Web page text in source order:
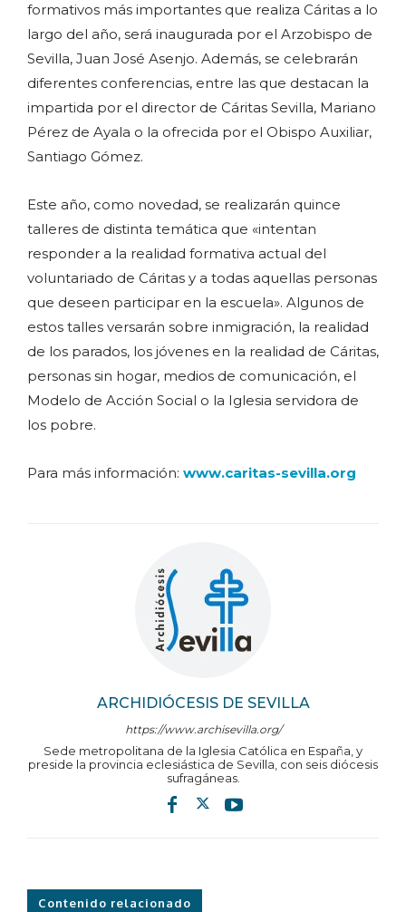
ARCHIDIÓCESIS DE SEVILLA
https://www.archisevilla.org/
Sede metropolitana de la Iglesia Católica en España, y
preside la provincia eclesiástica de Sevilla, con seis diócesis
sufragáneas.
formativos más importantes que realiza Cáritas a lo
largo del año, será inaugurada por el Arzobispo de
Sevilla, Juan José Asenjo. Además, se celebrarán
diferentes conferencias, entre las que destacan la
impartida por el director de Cáritas Sevilla, Mariano
Pérez de Ayala o la ofrecida por el Obispo Auxiliar,
Santiago Gómez.
Este año, como novedad, se realizarán quince
talleres de distinta temática que «intentan
responder a la realidad formativa actual del
voluntariado de Cáritas y a todas aquellas personas
que deseen participar en la escuela». Algunos de
estos talles versarán sobre inmigración, la realidad
de los parados, los jóvenes en la realidad de Cáritas,
personas sin hogar, medios de comunicación, el
Modelo de Acción Social o la Iglesia servidora de
los pobre.
Para más información: www.caritas-sevilla.org
Contenido relacionado